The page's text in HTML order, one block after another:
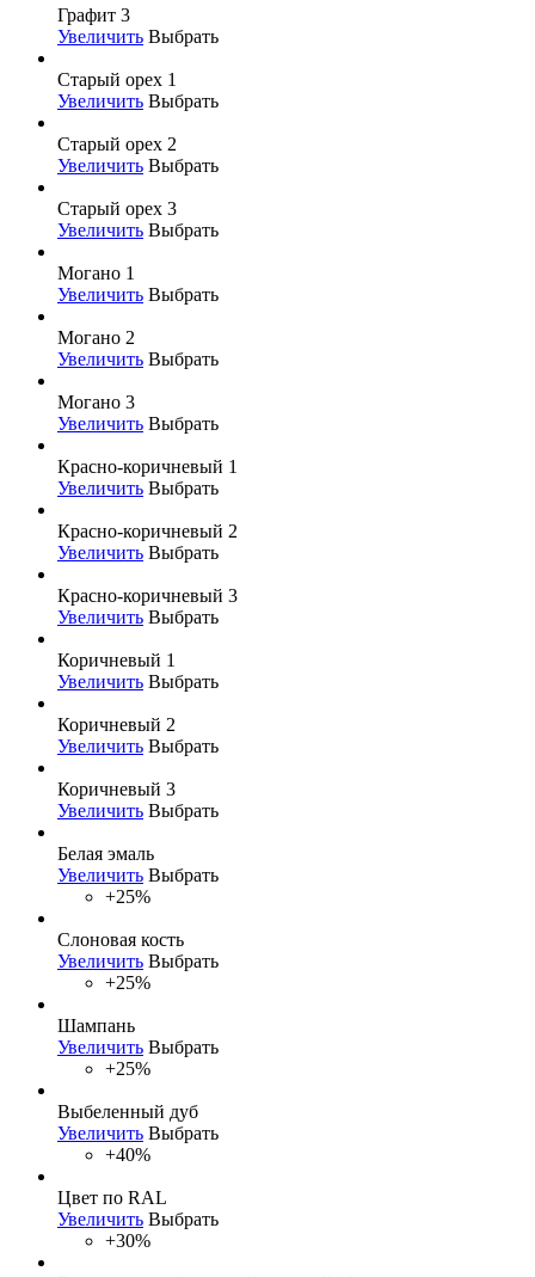
Графит 3
Увеличить Выбрать
Старый орех 1
Увеличить Выбрать
Старый орех 2
Увеличить Выбрать
Старый орех 3
Увеличить Выбрать
Могано 1
Увеличить Выбрать
Могано 2
Увеличить Выбрать
Могано 3
Увеличить Выбрать
Красно-коричневый 1
Увеличить Выбрать
Красно-коричневый 2
Увеличить Выбрать
Красно-коричневый 3
Увеличить Выбрать
Коричневый 1
Увеличить Выбрать
Коричневый 2
Увеличить Выбрать
Коричневый 3
Увеличить Выбрать
Белая эмаль
Увеличить Выбрать
+25%
Слоновая кость
Увеличить Выбрать
+25%
Шампань
Увеличить Выбрать
+25%
Выбеленный дуб
Увеличить Выбрать
+40%
Цвет по RAL
Увеличить Выбрать
+30%